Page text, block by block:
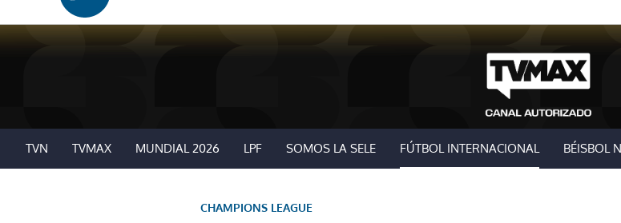
TVN TVMAX MUNDIAL 2026 LPF SOMOS LA SELE FÚTBOL INTERNACIONAL BÉISBOL
CHAMPIONS LEAGUE